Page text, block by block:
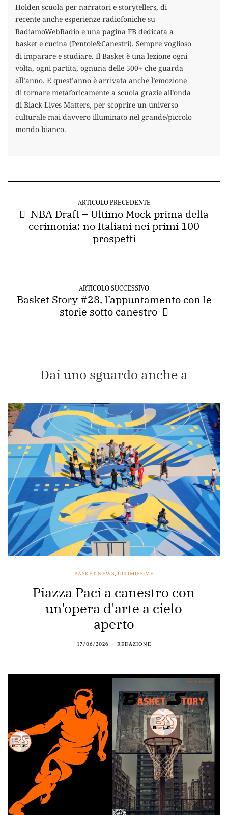
Holden scuola per narratori e storytellers, di
recente anche esperienze radiofoniche su
RadiamoWebRadio e una pagina FB dedicata a
basket e cucina (Pentole&Canestri). Sempre voglioso
di imparare e studiare. Il Basket è una lezione ogni
volta, ogni partita, ognuna delle 500+ che guarda
all’anno. E quest’anno è arrivata anche l’emozione
di tornare metaforicamente a scuola grazie all’onda
di Black Lives Matters, per scoprire un universo
culturale mai davvero illuminato nel grande/piccolo
mondo bianco.
ARTICOLO PRECEDENTE
NBA Draft – Ultimo Mock prima della
cerimonia: no Italiani nei primi 100
prospetti
ARTICOLO SUCCESSIVO
Basket Story #28, l’appuntamento con le
storie sotto canestro
Dai uno sguardo anche a
BASKET NEWS ULTIMISSIME
Piazza Paci a canestro con
un'opera d'arte a cielo
aperto
17/06/2026 REDAZIONE